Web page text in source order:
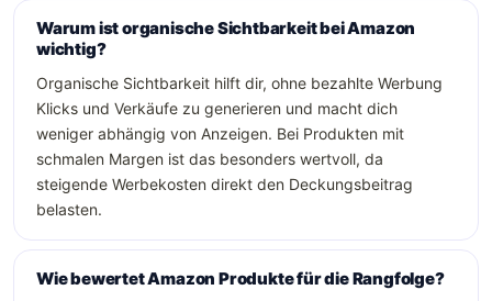
Warum ist organische Sichtbarkeit bei Amazon
wichtig?
Organische Sichtbarkeit hilft dir, ohne bezahlte Werbung
Klicks und Verkäufe zu generieren und macht dich
weniger abhängig von Anzeigen. Bei Produkten mit
schmalen Margen ist das besonders wertvoll, da
steigende Werbekosten direkt den Deckungsbeitrag
belasten.
Wie bewertet Amazon Produkte für die Rangfolge?